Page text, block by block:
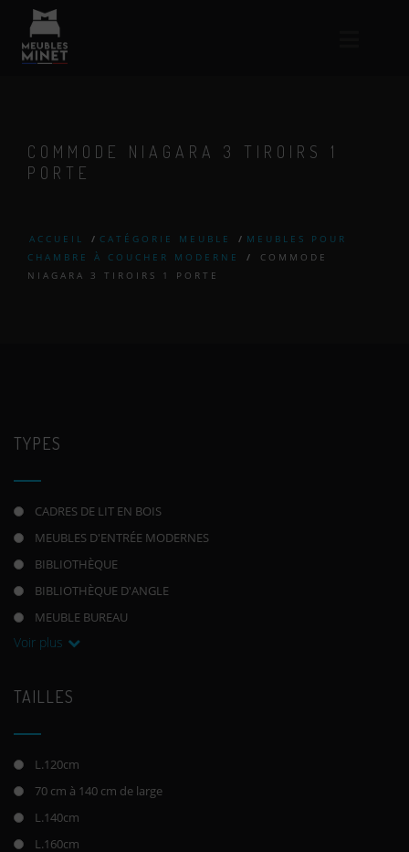
COMMODE NIAGARA 3 TIROIRS 1
PORTE
ACCUEIL / CATÉGORIE MEUBLE / MEUBLES POUR
CHAMBRE À COUCHER MODERNE
/
COMMODE
NIAGARA 3 TIROIRS 1 PORTE
TYPES
CADRES DE LIT EN BOIS
MEUBLES D'ENTRÉE MODERNES
BIBLIOTHÈQUE
BIBLIOTHÈQUE D'ANGLE
MEUBLE BUREAU
Voir plus
TAILLES
L.120cm
70 cm à 140 cm de large
L.140cm
L.160cm